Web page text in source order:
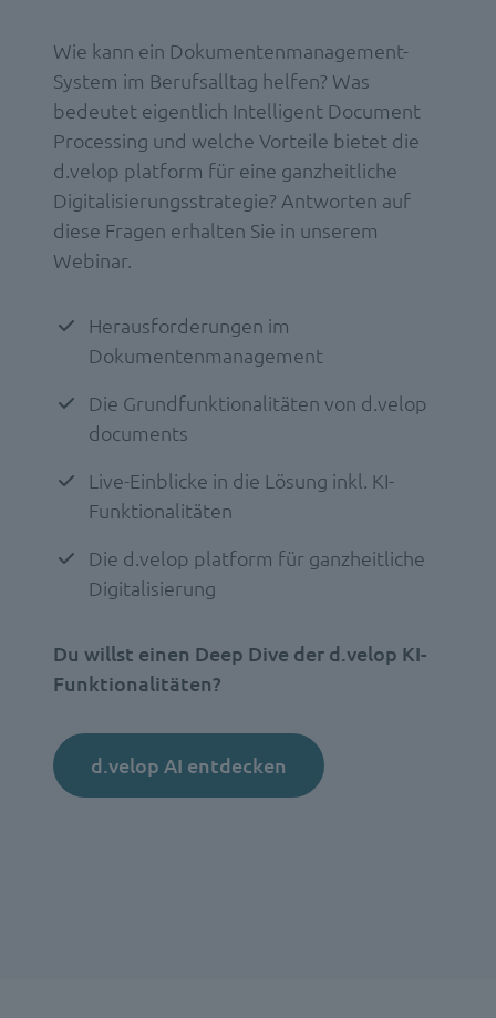
Wie kann ein Dokumentenmanagement-
System im Berufsalltag helfen? Was
bedeutet eigentlich Intelligent Document
Processing und welche Vorteile bietet die
d.velop platform für eine ganzheitliche
Digitalisierungsstrategie? Antworten auf
diese Fragen erhalten Sie in unserem
Webinar.
Herausforderungen im
Dokumentenmanagement
Die Grundfunktionalitäten von d.velop
documents
Live-Einblicke in die Lösung inkl. KI-
Funktionalitäten
Die d.velop platform für ganzheitliche
Digitalisierung
Du willst einen Deep Dive der d.velop KI-
Funktionalitäten?
d.velop AI entdecken